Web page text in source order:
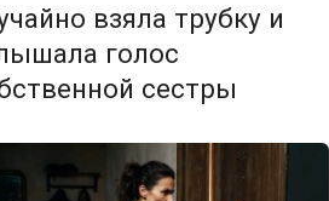
взяла трубку и
голос
сестры